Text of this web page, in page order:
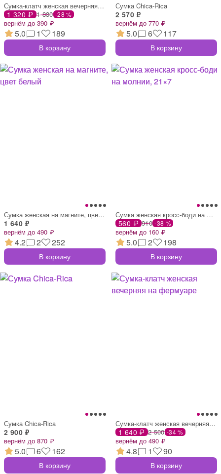
Сумка-клатч женская вечерняя на магните,
1 320 ₽ 1 830 -28 %
вернём до 390 ₽
5.0 1 189
В корзину
Сумка Chica-Rica
2 570 ₽
вернём до 770 ₽
5.0 6 117
В корзину
Сумка женская на магните, цвет белый
1 640 ₽
вернём до 490 ₽
4.2 2 252
В корзину
Сумка женская кросс-боди на молнии, 21×7
560 ₽ 910 -38 %
вернём до 160 ₽
5.0 2 198
В корзину
Сумка Chica-Rica
2 900 ₽
вернём до 870 ₽
5.0 6 162
В корзину
Сумка-клатч женская вечерняя на фермуаре
1 640 ₽ 2 500 -34 %
вернём до 490 ₽
4.8 1 90
В корзину